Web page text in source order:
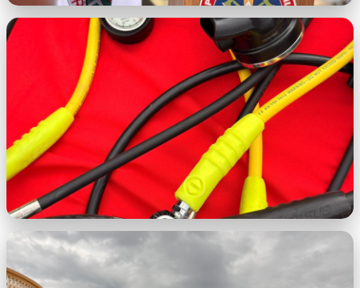
WhatsApp Image 2026-06-25 at 16.14.15
WhatsApp Image 2026-06-25 at 16.14.15
(3).jpeg